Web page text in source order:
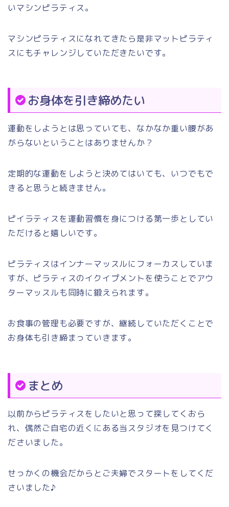
いマシンピラティス。
マシンピラティスになれてきたら是非マットピラティ
スにもチャレンジしていただきたいです。
お身体を引き締めたい
運動をしようとは思っていても、なかなか重い腰があ
がらないということはありませんか？
定期的な運動をしようと決めてはいても、いつでもで
きると思うと続きません。
ピイラティスを運動習慣を身につける第一歩としてい
ただけると嬉しいです。
ピラティスはインナーマッスルにフォーカスしていま
すが、ピラティスのイクイプメントを使うことでアウ
ターマッスルも同時に鍛えられます。
お食事の管理も必要ですが、継続していただくことで
お身体も引き締まっていきます。
まとめ
以前からピラティスをしたいと思って探してくおら
れ、偶然ご自宅の近くにある当スタジオを見つけてく
ださいました。
せっかくの機会だからとご夫婦でスタートをしてくだ
さいました♪